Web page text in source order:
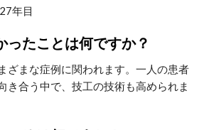
年目
ったことは何ですか？
ざまな症例に関われます。一人の患者
き合う中で、技工の技術も高められま